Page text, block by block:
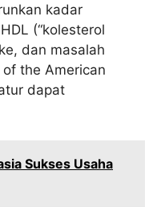
kadar
(“kolesterol
dan masalah
the American
dapat
Sukses Usaha